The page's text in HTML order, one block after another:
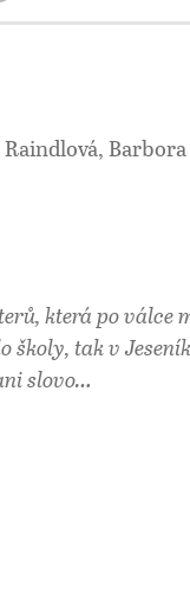
Barbora
která po válce
školy, tak v
slovo…